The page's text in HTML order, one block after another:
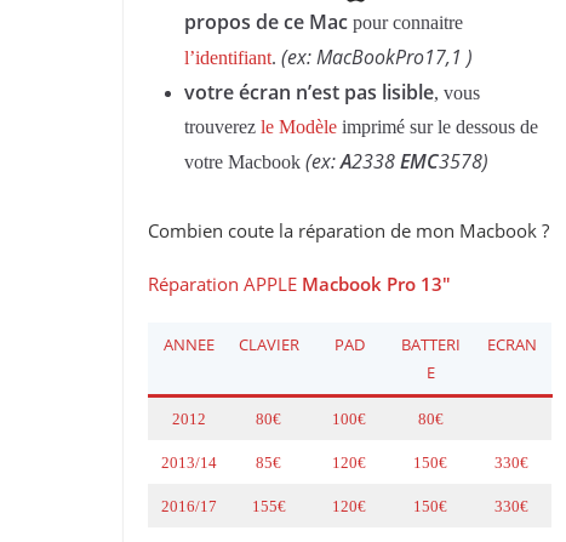
propos de ce Mac pour connaitre
l’identifiant. (ex: MacBookPro17,1 )
votre écran n’est pas lisible, vous
trouverez le Modèle imprimé sur le dessous de
votre Macbook (ex:A2338EMC3578)
Combien coute la réparation de mon Macbook ?
Réparation APPLE Macbook Pro 13″
ANNEE CLAVIER PAD
BATTERI
E
ECRAN
2012 80€ 100€ 80€
2013/14 85€ 120€ 150€ 330€
2016/17 155€ 120€ 150€ 330€